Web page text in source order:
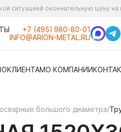
ситуацией окончательную цену
+7 (495) 980-80-01
INFO@ARION-METAL.RU
КЛИЕНТАМО КОМПАНИИ
большого диаметра/